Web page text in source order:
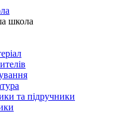
школа
та підручники